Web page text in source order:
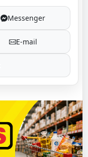
Messenger
E-mail